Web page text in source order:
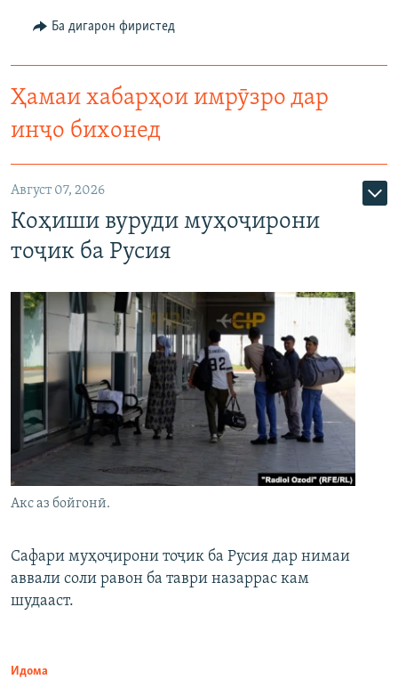
Ба дигарон фиристед
Ҳамаи хабарҳои имрӯзро дар
инҷо бихонед
Август 07, 2026
Коҳиши вуруди муҳоҷирони
тоҷик ба Русия
Акс аз бойгонӣ.
Сафари муҳоҷирони тоҷик ба Русия дар нимаи
аввали соли равон ба таври назаррас кам
шудааст.
Идома